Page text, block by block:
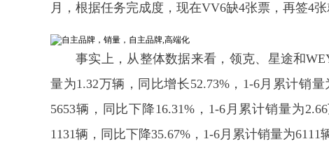
月，根据任务完成度，现在VV6缺4张票，再签4
事实上，从整体数据来看，领克、星途和
量为1.32万辆，同比增长52.73%，1-6月累计销
5653辆，同比下降16.31%，1-6月累计销量为
1131辆，同比下降35.67%，1-6月累计销量为6111